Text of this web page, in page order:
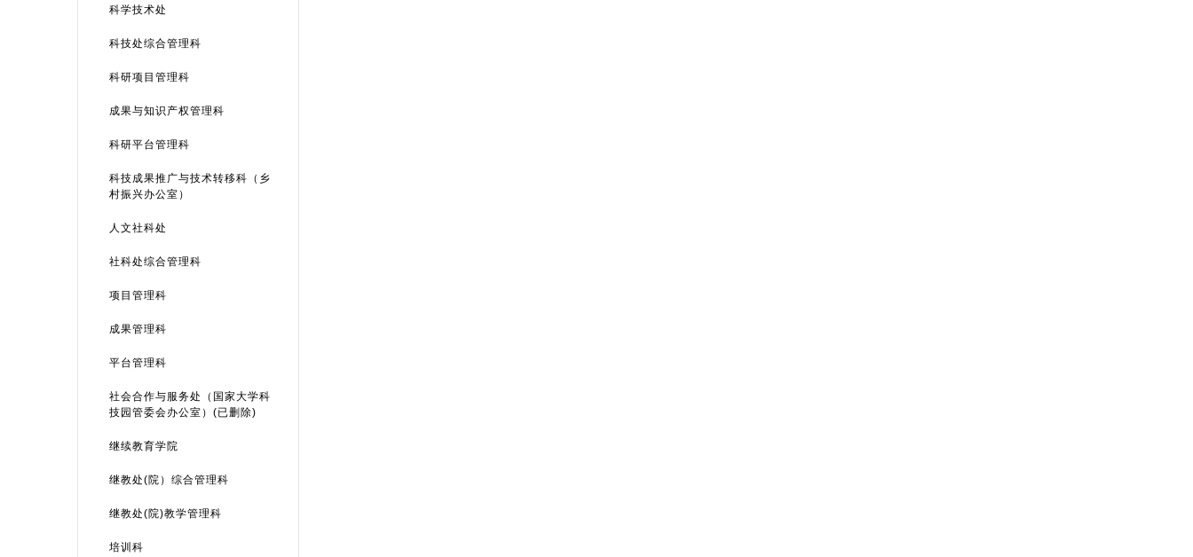
科学技术处
科技处综合管理科
科研项目管理科
成果与知识产权管理科
科研平台管理科
科技成果推广与技术转移科（乡
村振兴办公室）
人文社科处
社科处综合管理科
项目管理科
成果管理科
平台管理科
社会合作与服务处（国家大学科
技园管委会办公室）(已删除)
继续教育学院
继教处(院）综合管理科
继教处(院)教学管理科
培训科